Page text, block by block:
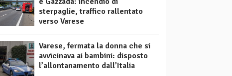
sterpaglie, traffico rallentato
verso Varese
Varese, fermata la donna che si
avvicinava ai bambini: disposto
l’allontanamento dall’Italia